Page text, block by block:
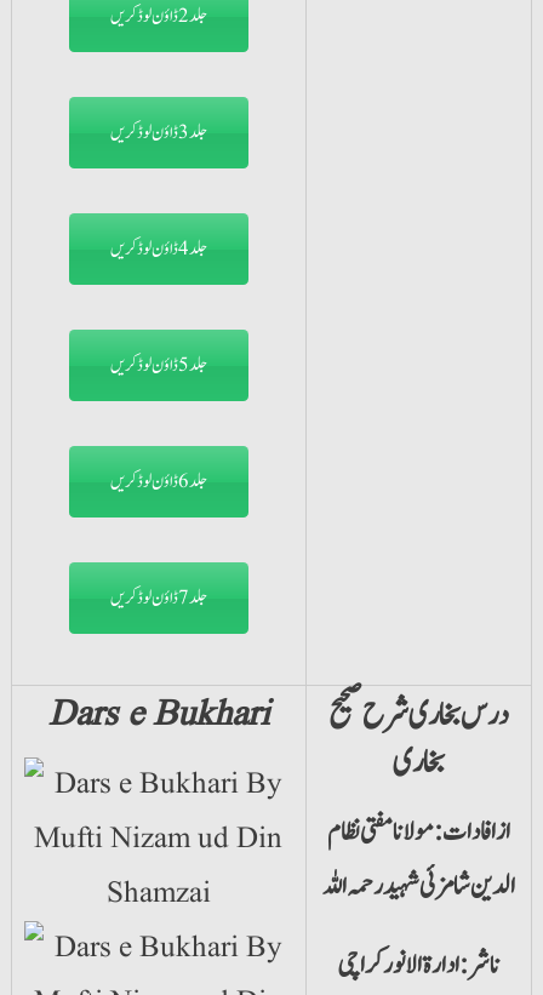
جلد2 ڈاؤن لوڈ کریں
جلد3 ڈاؤن لوڈ کریں
جلد4 ڈاؤن لوڈ کریں
جلد5 ڈاؤن لوڈ کریں
جلد6 ڈاؤن لوڈ کریں
جلد7 ڈاؤن لوڈ کریں
Dars e Bukhari
درس بخاری شرح صحیح
بخاری
از افادات: مولانا مفتی نظام
الدین شامزئی شہید رحمہ اللہ
ناشر: ادارۃ الانور کراچی